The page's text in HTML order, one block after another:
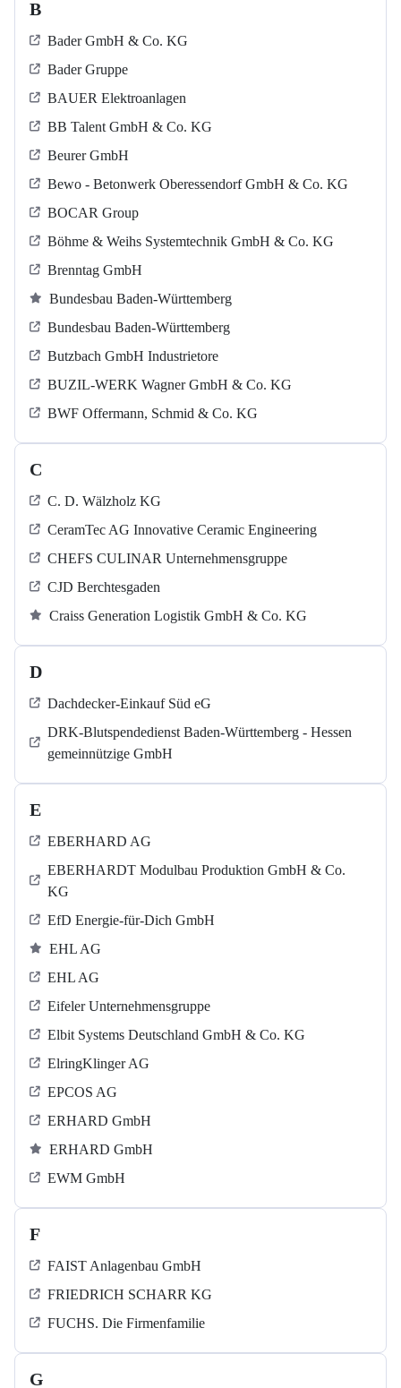
B
Bader GmbH & Co. KG
Bader Gruppe
BAUER Elektroanlagen
BB Talent GmbH & Co. KG
Beurer GmbH
Bewo - Betonwerk Oberessendorf GmbH & Co. KG
BOCAR Group
Böhme & Weihs Systemtechnik GmbH & Co. KG
Brenntag GmbH
Bundesbau Baden-Württemberg
Bundesbau Baden-Württemberg
Butzbach GmbH Industrietore
BUZIL-WERK Wagner GmbH & Co. KG
BWF Offermann, Schmid & Co. KG
C
C. D. Wälzholz KG
CeramTec AG Innovative Ceramic Engineering
CHEFS CULINAR Unternehmensgruppe
CJD Berchtesgaden
Craiss Generation Logistik GmbH & Co. KG
D
Dachdecker-Einkauf Süd eG
DRK-Blutspendedienst Baden-Württemberg - Hessen
gemeinnützige GmbH
E
EBERHARD AG
EBERHARDT Modulbau Produktion GmbH & Co.
KG
EfD Energie-für-Dich GmbH
EHL AG
EHL AG
Eifeler Unternehmensgruppe
Elbit Systems Deutschland GmbH & Co. KG
ElringKlinger AG
EPCOS AG
ERHARD GmbH
ERHARD GmbH
EWM GmbH
F
FAIST Anlagenbau GmbH
FRIEDRICH SCHARR KG
FUCHS. Die Firmenfamilie
G